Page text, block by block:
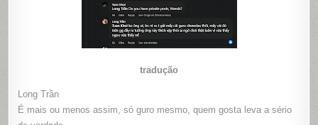
tradução
Long Trần
É mais ou menos assim, só guro mesmo, quem gosta leva a sério